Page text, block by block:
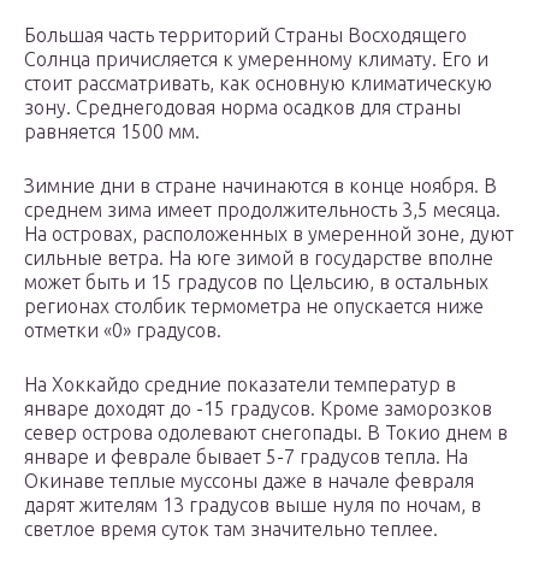
Большая часть территорий Страны Восходящего
Солнца причисляется к умеренному климату. Его и
стоит рассматривать, как основную климатическую
зону. Среднегодовая норма осадков для страны
равняется 1500 мм.
Зимние дни в стране начинаются в конце ноября. В
среднем зима имеет продолжительность 3,5 месяца.
На островах, расположенных в умеренной зоне, дуют
сильные ветра. На юге зимой в государстве вполне
может быть и 15 градусов по Цельсию, в остальных
регионах столбик термометра не опускается ниже
отметки «0» градусов.
На Хоккайдо средние показатели температур в
январе доходят до -15 градусов. Кроме заморозков
север острова одолевают снегопады. В Токио днем в
январе и феврале бывает 5-7 градусов тепла. На
Окинаве теплые муссоны даже в начале февраля
дарят жителям 13 градусов выше нуля по ночам, в
светлое время суток там значительно теплее.